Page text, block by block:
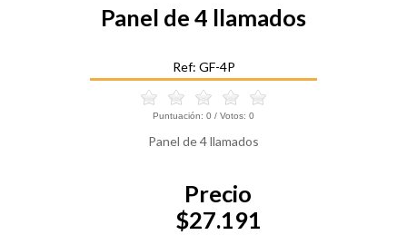
Panel de 4 llamados
Ref: GF-4P
Puntuación: 0 / Votos: 0
Panel de 4 llamados
Precio
$27.191